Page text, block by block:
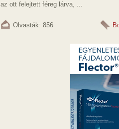
az ott felejtett féreg lárva, ...
Olvasták: 856